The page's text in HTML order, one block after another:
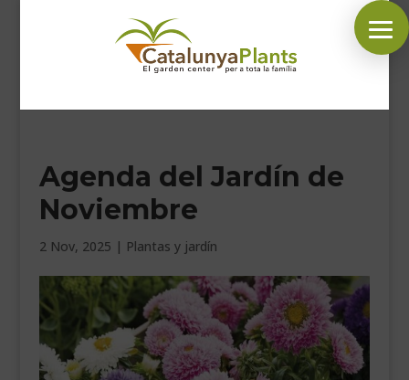
SÍGUENOS EN:
INICIO
PLANTAS
DECORACIÓN
HORARIO GARDEN
CONTACTAR
Agenda del Jardín de
Noviembre
2 Nov, 2025 | Plantas y jardín